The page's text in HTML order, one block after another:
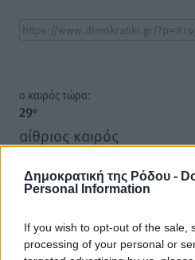
Δημοκρατική της Ρόδου -
Personal Information
If you wish to opt-out of the sale,
processing of your personal or
o καιρός τώρα:
29°
αίθριος καιρός
16km/h
Δ
06:18
20:07